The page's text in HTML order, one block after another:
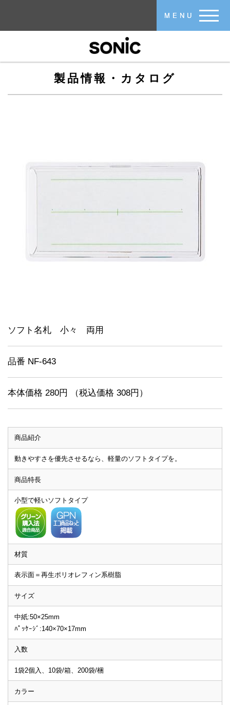
MENU
製品情報・カタログ
ソフト名札 小々 両用
品番 NF-643
本体価格 280円 （税込価格 308円）
商品紹介
動きやすさを優先させるなら、軽量のソフトタイプを。
商品特長
小型で軽いソフトタイプ
材質
表示面＝再生ポリオレフィン系樹脂
サイズ
中紙:50×25mm
ﾊﾟｯｹｰｼﾞ:140×70×17mm
入数
1袋2個入、10袋/箱、200袋/梱
カラー